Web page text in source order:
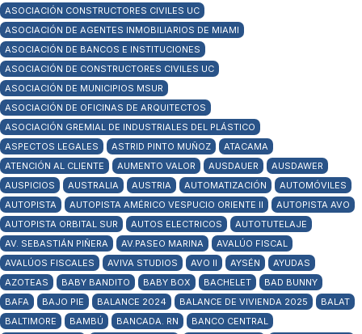
ASOCIACIÓN CONSTRUCTORES CIVILES UC
ASOCIACIÓN DE AGENTES INMOBILIARIOS DE MIAMI
ASOCIACIÓN DE BANCOS E INSTITUCIONES
ASOCIACIÓN DE CONSTRUCTORES CIVILES UC
ASOCIACIÓN DE MUNICIPIOS MSUR
ASOCIACIÓN DE OFICINAS DE ARQUITECTOS
ASOCIACIÓN GREMIAL DE INDUSTRIALES DEL PLÁSTICO
ASPECTOS LEGALES
ASTRID PINTO MUÑOZ
ATACAMA
ATENCIÓN AL CLIENTE
AUMENTO VALOR AUSDAUER
AUSDAWER
AUSPICIOS
AUSTRALIA AUSTRIA AUTOMATIZACIÓN
AUTOMÓVILES
AUTOPISTA
AUTOPISTA AMÉRICO VESPUCIO ORIENTE II
AUTOPISTA AVO
AUTOPISTA ORBITAL SUR
AUTOS ELECTRICOS
AUTOTUTELAJE
AV. SEBASTIÁN PIÑERA
AV.PASEO MARINA
AVALÚO FISCAL
AVALÚOS FISCALES
AVIVA STUDIOS AVO II AYSÉN
AYUDAS
AZOTEAS
BABY BANDITO BABY BOX BACHELET
BAD BUNNY
BAFA
BAJO PIE BALANCE 2024 BALANCE DE VIVIENDA 2025
BALAT
BALTIMORE
BAMBÚ BANCADA. RN BANCO CENTRAL